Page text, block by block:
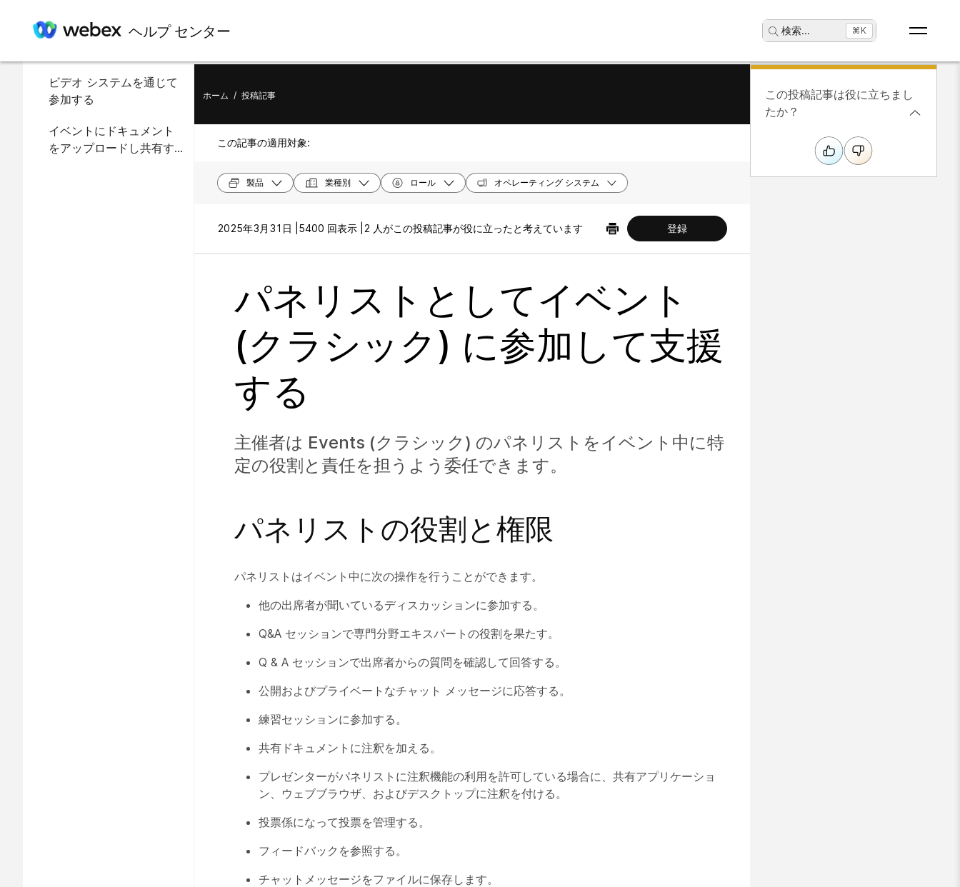
ヘルプ センター 検索... ⌘K
この記事の内容
ビデオ システムを通じて
参加する
イベントにドキュメント
をアップロードし共有す
ホーム / 投稿記事
この記事の適用対象:
製品 業種別 ロール オペレーティング システム
2025年3月31日 | 5400 回表示 | 2 人がこの投稿記事が役に立ったと考えています 登録
パネリストとしてイベント
(クラシック) に参加して支援
する
主催者は Events (クラシック) のパネリストをイベント中に特
定の役割と責任を担うよう委任できます。
パネリストの役割と権限
パネリストはイベント中に次の操作を行うことができます。
他の出席者が聞いているディスカッションに参加する。
Q&A セッションで専門分野エキスパートの役割を果たす。
Q & A セッションで出席者からの質問を確認して回答する。
公開およびプライベートなチャット メッセージに応答する。
練習セッションに参加する。
共有ドキュメントに注釈を加える。
プレゼンターがパネリストに注釈機能の利用を許可している場合に、共有アプリケーショ
ン、ウェブブラウザ、およびデスクトップに注釈を付ける。
投票係になって投票を管理する。
フィードバックを参照する。
チャットメッセージをファイルに保存します。
この投稿記事は役に立ちまし
たか？